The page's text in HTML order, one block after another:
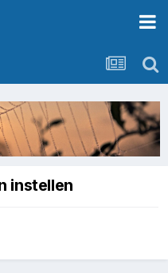
instellen